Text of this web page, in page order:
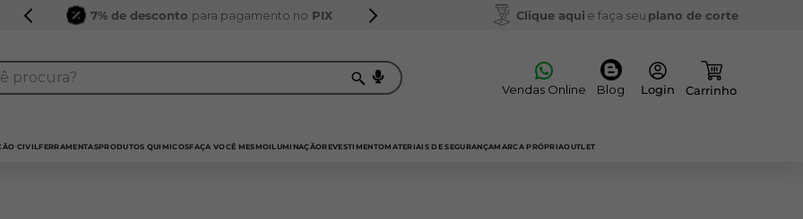
7% de desconto para pagamento no PIX Clique aqui e faça seu plano de corte
Vendas Online Blog
CIVILFERRAMENTASPRODUTOS QUIMICOSFAÇA VOCÊ MESMOILUMINAÇÃOREVESTIMENTOMATERIAIS DE SEGURANÇAMARCA PRÓPRIAOUTLET
1º
sarrafo